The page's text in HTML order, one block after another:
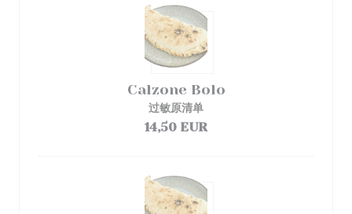
Calzone Bolo
过敏原清单
14,50 EUR